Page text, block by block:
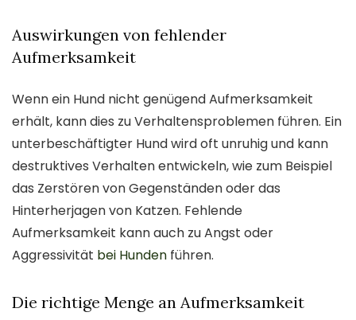
Auswirkungen von fehlender
Aufmerksamkeit
Wenn ein Hund nicht genügend Aufmerksamkeit
erhält, kann dies zu Verhaltensproblemen führen. Ein
unterbeschäftigter Hund wird oft unruhig und kann
destruktives Verhalten entwickeln, wie zum Beispiel
das Zerstören von Gegenständen oder das
Hinterherjagen von Katzen. Fehlende
Aufmerksamkeit kann auch zu Angst oder
Aggressivität bei Hunden führen.
Die richtige Menge an Aufmerksamkeit